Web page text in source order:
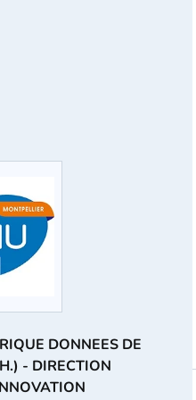
DONNEES DE
- DIRECTION